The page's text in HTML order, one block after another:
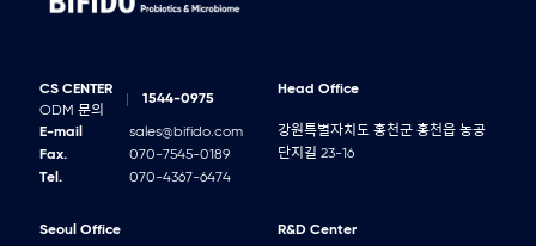
CS CENTER
ODM 문의
1544-0975
E-mail
sales@bifido.com
Fax.
070-7545-0189
Tel.
070-4367-6474
Head Office
강원특별자치도 홍천군 홍천읍 농공
단지길 23-16
Seoul Office R&D Center